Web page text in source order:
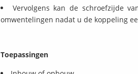
Vervolgens kan de schroefzijde
omwentelingen nadat u de koppeling
Toepassingen